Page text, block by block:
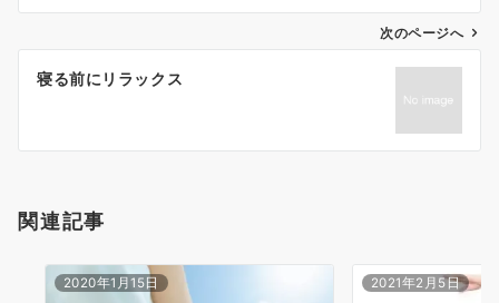
ン
次のページへ
寝る前にリラックス
関連記事
2020年1月15日 2021年2月5日